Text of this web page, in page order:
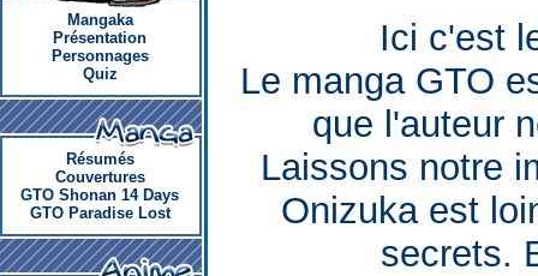
Mangaka
Présentation
Personnages
Quiz
Résumés
Couvertures
GTO Shonan 14 Days
GTO Paradise Lost
Ici c'est
Le manga GTO
que l'auteur
Laissons notre
Onizuka est
secrets.